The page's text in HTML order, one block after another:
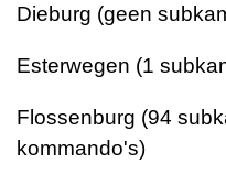
Dieburg (geen
Esterwegen (1
Flossenburg (94
kommando's)